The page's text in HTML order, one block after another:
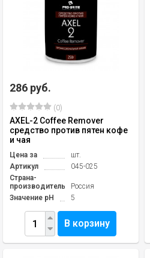
286 руб.
(0)
AXEL-2 Coffee Remover
средство против пятен кофе
и чая
Цена за
шт.
Артикул
045-025
Страна-
производитель
Россия
Значение pH
5
В корзину